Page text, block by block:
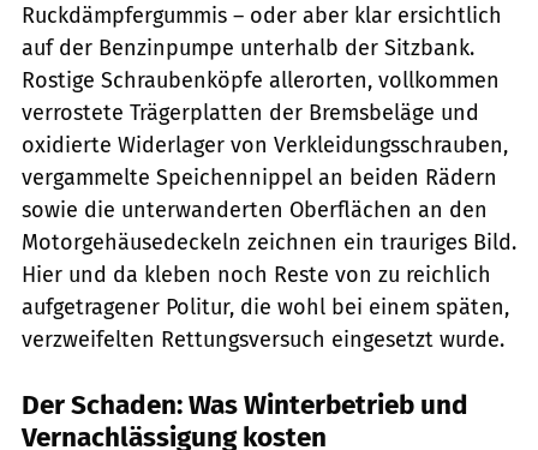
Ruckdämpfergummis – oder aber klar ersichtlich
auf der Benzinpumpe unterhalb der Sitzbank.
Rostige Schraubenköpfe allerorten, vollkommen
verrostete Trägerplatten der Bremsbeläge und
oxidierte Widerlager von Verkleidungsschrauben,
vergammelte Speichennippel an beiden Rädern
sowie die unterwanderten Oberflächen an den
Motorgehäusedeckeln zeichnen ein trauriges Bild.
Hier und da kleben noch Reste von zu reichlich
aufgetragener Politur, die wohl bei einem späten,
verzweifelten Rettungsversuch eingesetzt wurde.
Der Schaden: Was Winterbetrieb und
Vernachlässigung kosten